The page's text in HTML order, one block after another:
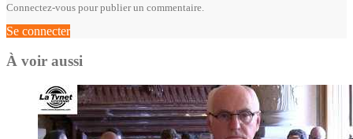
Connectez-vous pour publier un commentaire.
Se connecter
À voir aussi